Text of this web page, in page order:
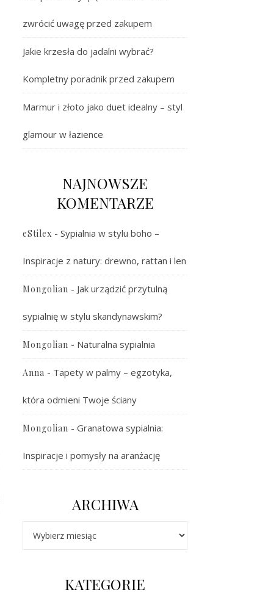
zwrócić uwagę przed zakupem
Jakie krzesła do jadalni wybrać?
Kompletny poradnik przed zakupem
Marmur i złoto jako duet idealny – styl
glamour w łazience
NAJNOWSZE
KOMENTARZE
eStilex - Sypialnia w stylu boho –
Inspiracje z natury: drewno, rattan i len
Mongolian - Jak urządzić przytulną
sypialnię w stylu skandynawskim?
Mongolian - Naturalna sypialnia
Anna - Tapety w palmy – egzotyka,
która odmieni Twoje ściany
Mongolian - Granatowa sypialnia:
Inspiracje i pomysły na aranżację
ARCHIWA
KATEGORIE